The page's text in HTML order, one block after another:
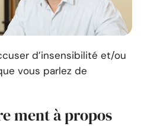
d’insensibilité et/ou
vous parlez de
ment à propos